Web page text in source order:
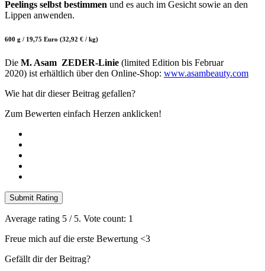
Peelings selbst bestimmen und es auch im Gesicht sowie an den
Lippen anwenden.
600 g / 19,75 Euro (32,92 € / kg)
Die M. Asam ZEDER-Linie (limited Edition bis Februar
2020) ist erhältlich über den Online-Shop: www.asambeauty.com
Wie hat dir dieser Beitrag gefallen?
Zum Bewerten einfach Herzen anklicken!
Submit Rating
Average rating 5 / 5. Vote count: 1
Freue mich auf die erste Bewertung <3
Gefällt dir der Beitrag?